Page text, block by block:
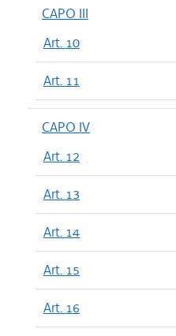
CAPO III
Art. 10
Art. 11
CAPO IV
Art. 12
Art. 13
Art. 14
Art. 15
Art. 16